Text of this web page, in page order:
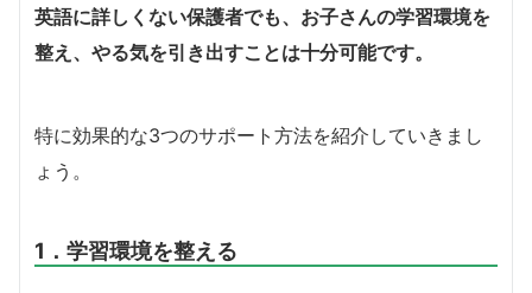
英語に詳しくない保護者でも、お子さんの学習環境を
整え、やる気を引き出すことは十分可能です。
特に効果的な3つのサポート方法を紹介していきまし
ょう。
1．学習環境を整える